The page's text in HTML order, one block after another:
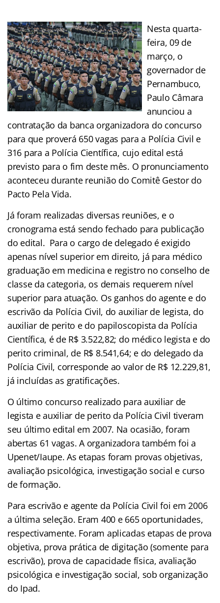
Nesta quarta-
feira, 09 de
março, o
governador de
Pernambuco,
Paulo Câmara
anunciou a
contratação da banca organizadora do concurso
para que proverá 650 vagas para a Polícia Civil e
316 para a Polícia Científica, cujo edital está
previsto para o fim deste mês. O pronunciamento
aconteceu durante reunião do Comitê Gestor do
Pacto Pela Vida.
Já foram realizadas diversas reuniões, e o
cronograma está sendo fechado para publicação
do edital. Para o cargo de delegado é exigido
apenas nível superior em direito, já para médico
graduação em medicina e registro no conselho de
classe da categoria, os demais requerem nível
superior para atuação. Os ganhos do agente e do
escrivão da Polícia Civil, do auxiliar de legista, do
auxiliar de perito e do papiloscopista da Polícia
Científica, é de R$ 3.522,82; do médico legista e do
perito criminal, de R$ 8.541,64; e do delegado da
Polícia Civil, corresponde ao valor de R$ 12.229,81,
já incluídas as gratificações.
O último concurso realizado para auxiliar de
legista e auxiliar de perito da Polícia Civil tiveram
seu último edital em 2007. Na ocasião, foram
abertas 61 vagas. A organizadora também foi a
Upenet/Iaupe. As etapas foram provas objetivas,
avaliação psicológica, investigação social e curso
de formação.
Para escrivão e agente da Polícia Civil foi em 2006
a última seleção. Eram 400 e 665 oportunidades,
respectivamente. Foram aplicadas etapas de prova
objetiva, prova prática de digitação (somente para
escrivão), prova de capacidade física, avaliação
psicológica e investigação social, sob organização
do Ipad.